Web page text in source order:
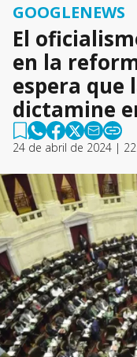
GOOGLENEWS
El
en la
espera que
dictamine
24 de abril de 2024 |